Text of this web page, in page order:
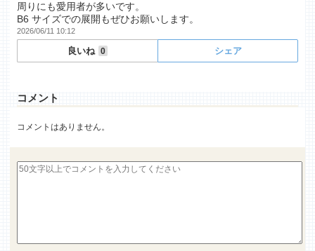
周りにも愛用者が多いです。
B6 サイズでの展開もぜひお願いします。
2026/06/11 10:12
良いね 0 シェア
コメント
コメントはありません。